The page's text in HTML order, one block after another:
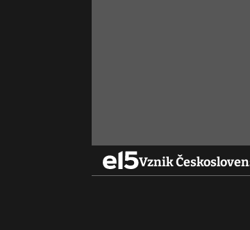
Vznik